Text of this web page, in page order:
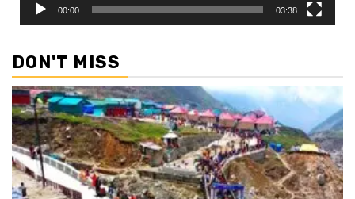
00:00 03:38
DON'T MISS